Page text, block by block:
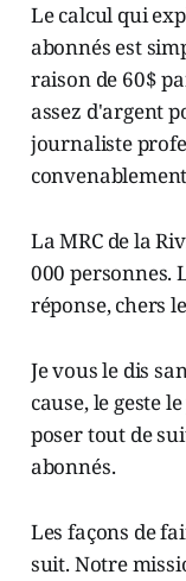
Le calcul qui
abonnés est
raison de 60$
assez d'argent
journaliste
La MRC de la
000 personnes.
réponse, chers
Je vous le dis
cause, le geste
poser tout de
abonnés.
Les façons de
suit. Notre